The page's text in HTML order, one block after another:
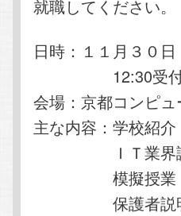
就職してください。
日時：１１月３０日
12:30受付
会場：京都コンピ
主な内容：学校紹介
ＩＴ業界講
模擬授業
保護者説明